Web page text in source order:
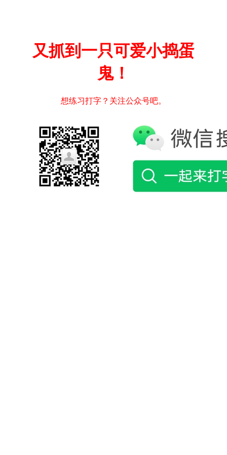
又抓到一只可爱小捣蛋
鬼！
想练习打字？关注公众号吧。